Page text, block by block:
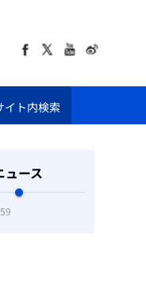
イト内検索
ュース